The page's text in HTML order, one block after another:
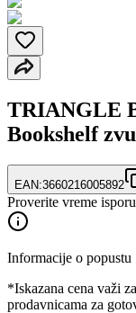
TRIANGLE
Bookshelf
EAN:3660216005892
Proverite vreme
Informacije o popustu
*Iskazana cena važi
prodavnicama za